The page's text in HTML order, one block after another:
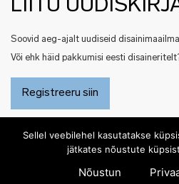
LIITU
Soovid aeg-ajalt uudiseid
Või ehk häid pakkumisi eesti
Registreeru siin
Sellel veebilehel kasutatakse
jätkates nõustute
Nõustun